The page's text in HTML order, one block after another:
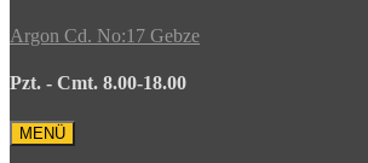
Argon Cd. No:17 Gebze
Pzt. - Cmt. 8.00-18.00
MENÜ